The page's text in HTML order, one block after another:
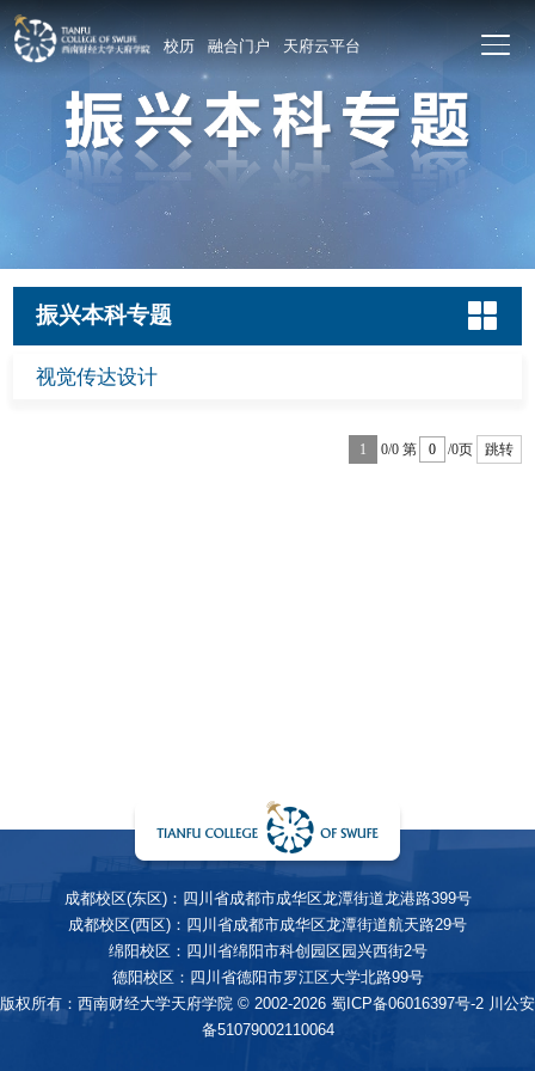
校历 融合门户 天府云平台
振兴本科专题
视觉传达设计
1 0/0 第 /0页 跳转
成都校区(东区)：四川省成都市成华区龙潭街道龙港路399号
成都校区(西区)：四川省成都市成华区龙潭街道航天路29号
绵阳校区：四川省绵阳市科创园区园兴西街2号
德阳校区：四川省德阳市罗江区大学北路99号
版权所有：西南财经大学天府学院 © 2002-2026 蜀ICP备06016397号-2 川公安
备51079002110064